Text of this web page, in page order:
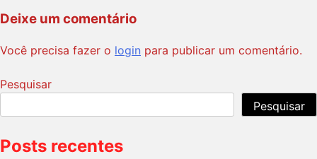
Deixe um comentário
Você precisa fazer o login para publicar um comentário.
Pesquisar
Pesquisar
Posts recentes